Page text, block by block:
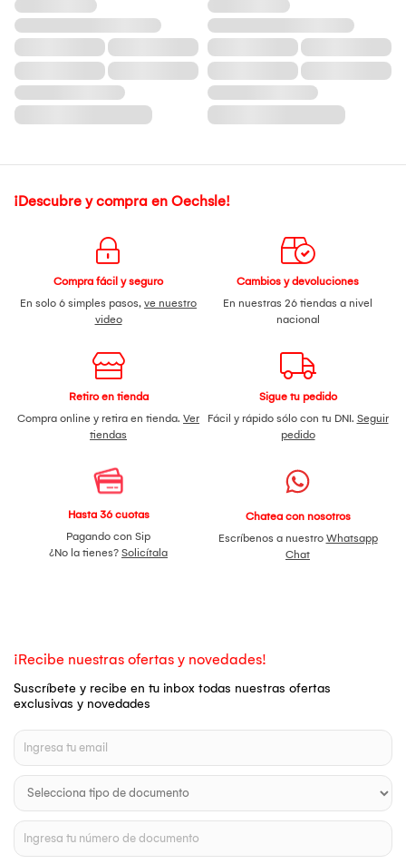
¡Descubre y compra en Oechsle!
Compra fácil y seguro
En solo 6 simples pasos, ve nuestro
video
Cambios y devoluciones
En nuestras 26 tiendas a nivel
nacional
Retiro en tienda
Compra online y retira en tienda. Ver
tiendas
Sigue tu pedido
Fácil y rápido sólo con tu DNI. Seguir
pedido
Hasta 36 cuotas
Pagando con Sip
¿No la tienes? Solicítala
Chatea con nosotros
Escríbenos a nuestro Whatsapp
Chat
¡Recibe nuestras ofertas y novedades!
Suscríbete y recibe en tu inbox todas nuestras ofertas
exclusivas y novedades